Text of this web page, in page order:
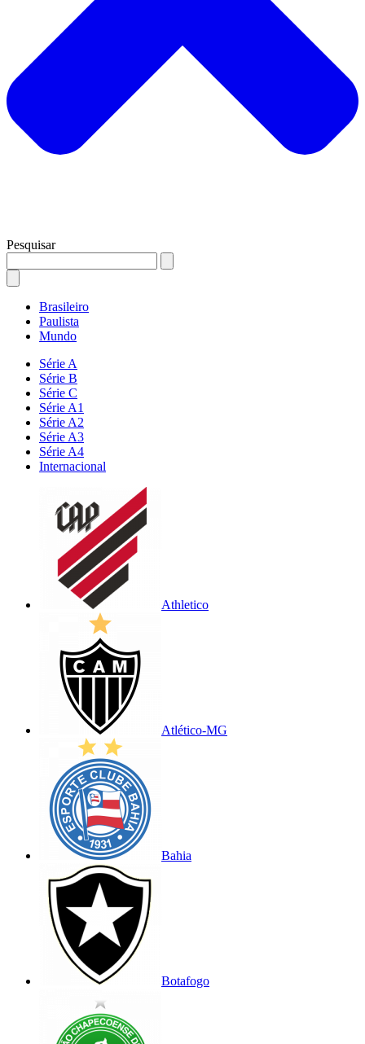
Pesquisar
Brasileiro
Paulista
Mundo
Série A
Série B
Série C
Série A1
Série A2
Série A3
Série A4
Internacional
Athletico
Atlético-MG
Bahia
Botafogo